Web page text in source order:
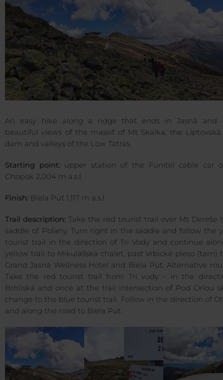
An easy hike along a ridge that ends in Jasná and
beautiful views of the massif of Mt Skalka, the Liptovská
dam and valleys of the Low Tatras.
Starting point:upper station of the Funitel cable car
Chopok 2,004 m a.s.l.
Finish: Biela Púť 1,117 m a.s.l.
Trail description: Take the red tourist trail over Mt Dereše
saddle of Poľany. Turn right in the saddle and follow the
tourist trail in the direction of Tri Vody and continue
yellow trail to Mikulášska chalet, past Vrbické pleso (tarn)
Grand Jasná Wellness Hotel and Biela Púť. Alternative
Take the red tourist trail from Tri vody – in the
Brhliská and once at the trail intersection of Pod Orlou
change to the blue tourist trail. Follow in the direction of
and along the road to Biela Púť.